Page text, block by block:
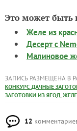
Это может быть
Желе из
Десерт с
Малиновое
ЗАПИСЬ РАЗМЕЩЕНА В
КОНКУРС ДАЧНЫЕ
ЗАГОТОВКИ ИЗ ЯГОД, ЖЕЛЕ
12